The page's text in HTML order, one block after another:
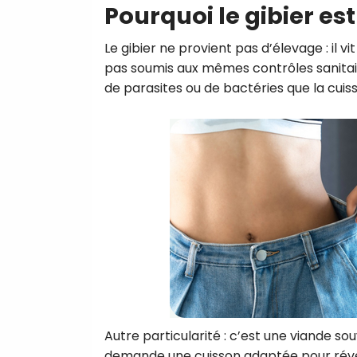
Pourquoi le gibier
Le gibier ne provient pas d’élevage : il
pas soumis aux mêmes contrôles
de parasites ou de bactéries que la
Autre particularité : c’est une viande